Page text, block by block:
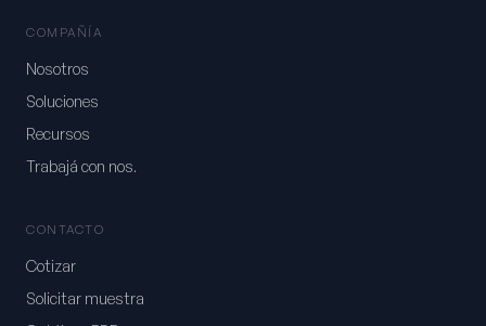
COMPAÑÍA
Nosotros
Soluciones
Recursos
Trabajá con nos.
CONTACTO
Cotizar
Solicitar muestra